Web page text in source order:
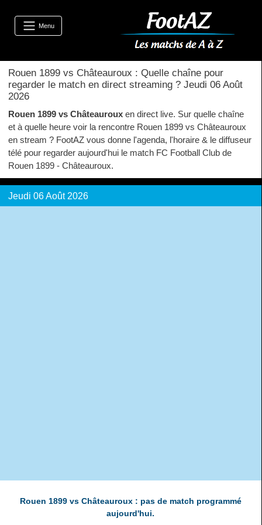
Rouen 1899 vs Châteauroux : Quelle chaîne pour
regarder le match en direct streaming ? Jeudi 06 Août
2026
Rouen 1899 vs Châteauroux en direct live. Sur quelle chaîne
et à quelle heure voir la rencontre Rouen 1899 vs Châteauroux
en stream ? FootAZ vous donne l'agenda, l'horaire & le diffuseur
télé pour regarder aujourd'hui le match FC Football Club de
Rouen 1899 - Châteauroux.
Jeudi 06 Août 2026
Rouen 1899 vs Châteauroux : pas de match programmé
aujourd'hui.
Menu